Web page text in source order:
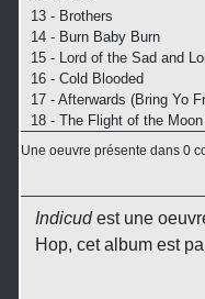
13 - Brothers
14 - Burn Baby Burn
15 - Lord of the Sad and
16 - Cold Blooded
17 - Afterwards (Bring Yo
18 - The Flight of the
Une oeuvre présente dans 0
Indicudest une
Hop, cet album est